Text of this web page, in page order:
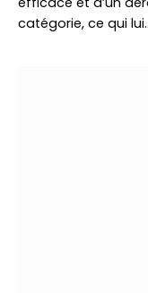
catégorie, ce qui